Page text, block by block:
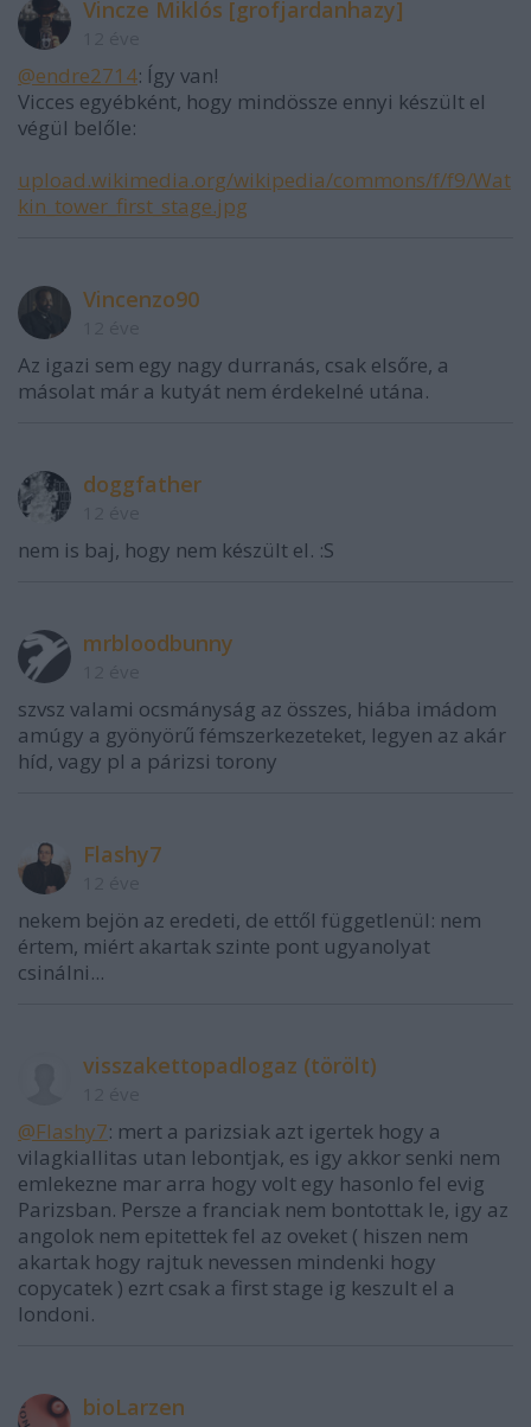
Vincze Miklós [grofjardanhazy]
@endre2714: Így van!
Vicces egyébként, hogy mindössze ennyi készült el
végül belőle:
upload.wikimedia.org/wikipedia/commons/f/f9/Wat
kin_tower_first_stage.jpg
Vincenzo90
Az igazi sem egy nagy durranás, csak elsőre, a
másolat már a kutyát nem érdekelné utána.
doggfather
nem is baj, hogy nem készült el. :S
mrbloodbunny
szvsz valami ocsmányság az összes, hiába imádom
amúgy a gyönyörű fémszerkezeteket, legyen az akár
híd, vagy pl a párizsi torony
Flashy7
nekem bejön az eredeti, de ettől függetlenül: nem
értem, miért akartak szinte pont ugyanolyat
csinálni...
visszakettopadlogaz (törölt)
@Flashy7: mert a parizsiak azt igertek hogy a
vilagkiallitas utan lebontjak, es igy akkor senki nem
emlekezne mar arra hogy volt egy hasonlo fel evig
Parizsban. Persze a franciak nem bontottak le, igy az
angolok nem epitettek fel az oveket ( hiszen nem
akartak hogy rajtuk nevessen mindenki hogy
copycatek ) ezrt csak a first stage ig keszult el a
londoni.
bioLarzen